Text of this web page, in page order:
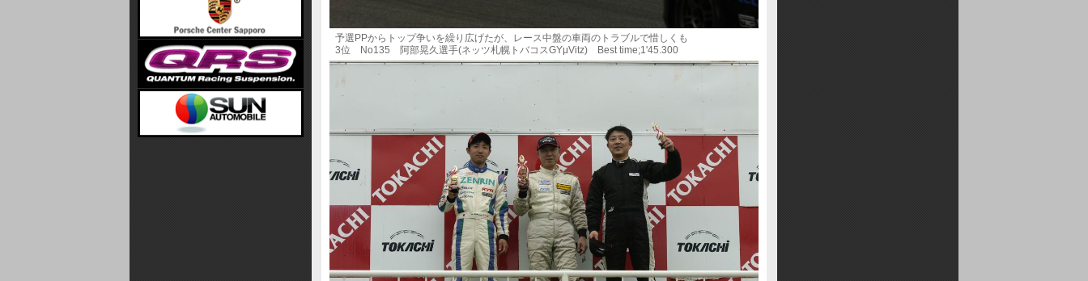
予選PPからトップ争いを繰り広げたが、レース中盤の車両のトラブルで惜しくも
3位 No135 阿部晃久選手(ネッツ札幌トバコスGYμVitz) Best time;1'45.300